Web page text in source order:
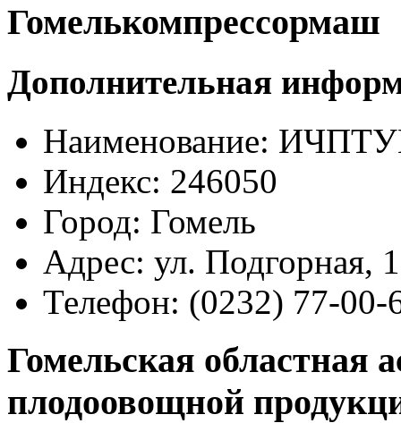
Гомелькомпрессормаш
Дополнительная
Наименование:
Индекс: 246050
Город: Гомель
Адрес: ул. Подгорная,
Телефон: (0232) 77-00-
Гомельская областная
плодоовощной